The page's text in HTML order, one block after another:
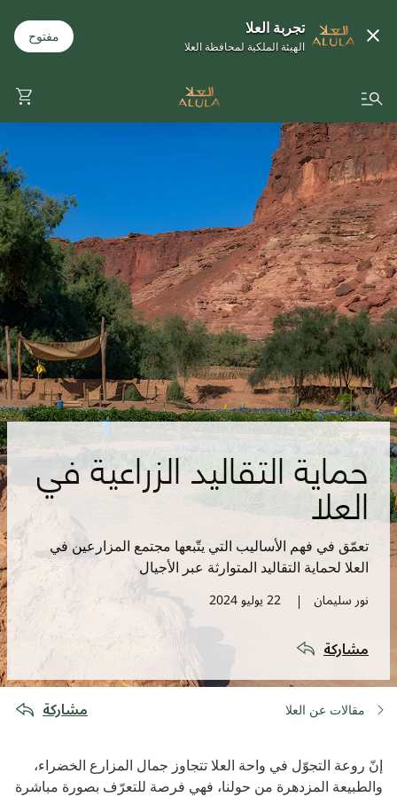
حماية التقاليد الزراعية في
العلا
تعمّق في فهم الأساليب التي يتّبعها مجتمع المزارعين في
العلا لحماية التقاليد المتوارثة عبر الأجيال
نور سليمان 22 يوليو 2024
مشاركة
مقالات عن العلا مشاركة
إنّ روعة التجوّل في واحة العلا تتجاوز جمال المزارع الخضراء،
والطبيعة المزدهرة من حولنا، فهي فرصة للتعرّف بصورة مباشرة
تجربة العلا
الهيئة الملكية لمحافظة العلا
مفتوح